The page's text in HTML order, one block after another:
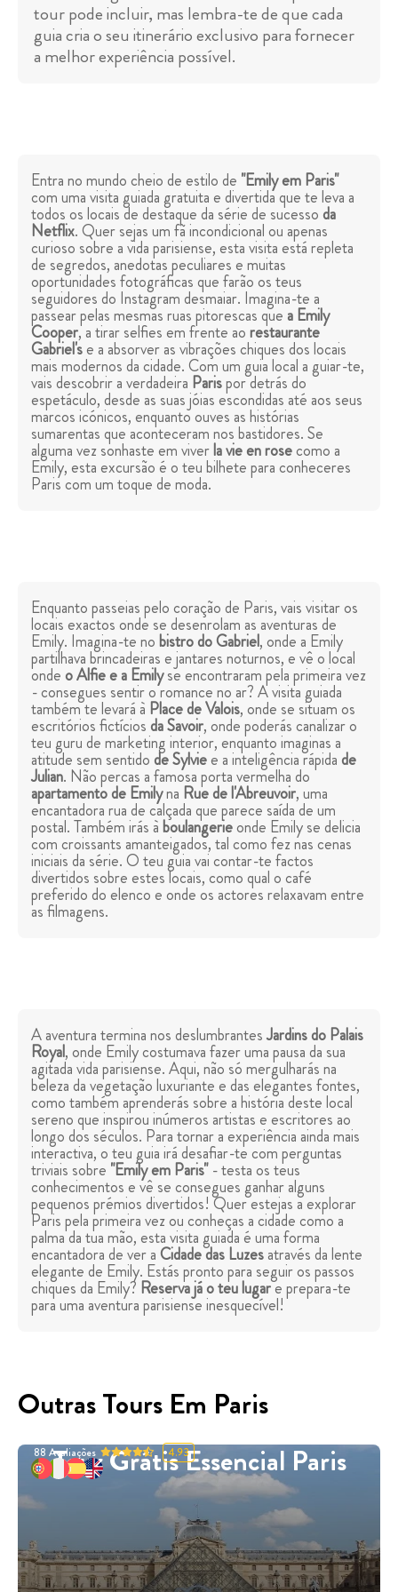
tour pode incluir, mas lembra-te de que cada
guia cria o seu itinerário exclusivo para fornecer
a melhor experiência possível.
Entra no mundo cheio de estilo de "Emily em Paris"
com uma visita guiada gratuita e divertida que te leva a
todos os locais de destaque da série de sucessoda
Netflix. Quer sejas um fã incondicional ou apenas
curioso sobre a vida parisiense, esta visita está repleta
de segredos, anedotas peculiares e muitas
oportunidades fotográficas que farão os teus
seguidores do Instagram desmaiar. Imagina-te a
passear pelas mesmas ruas pitorescas que a Emily
Cooper, a tirar selfies em frente aorestaurante
Gabriel'se a absorver as vibrações chiques dos locais
mais modernos da cidade. Com um guia local a guiar-te,
vais descobrir a verdadeira Parispor detrás do
espetáculo, desde as suas jóias escondidas até aos seus
marcos icónicos, enquanto ouves as histórias
sumarentas que aconteceram nos bastidores. Se
alguma vez sonhaste em viverla vie en rosecomo a
Emily, esta excursão é o teu bilhete para conheceres
Paris com um toque de moda.
Enquanto passeias pelo coração de Paris, vais visitar os
locais exactos onde se desenrolam as aventuras de
Emily. Imagina-te nobistro do Gabriel, onde a Emily
partilhava brincadeiras e jantares noturnos, e vê o local
ondeo Alfie e a Emilyse encontraram pela primeira vez
- consegues sentir o romance no ar? A visita guiada
também te levará à Place de Valois, onde se situam os
escritórios fictíciosda Savoir, onde poderás canalizar o
teu guru de marketing interior, enquanto imaginas a
atitude sem sentidode Sylviee a inteligência rápidade
Julian. Não percas a famosa porta vermelha do
apartamento de Emilyna Rue de l'Abreuvoir, uma
encantadora rua de calçada que parece saída de um
postal. Também irás àboulangerieonde Emily se delicia
com croissants amanteigados, tal como fez nas cenas
iniciais da série. O teu guia vai contar-te factos
divertidos sobre estes locais, como qual o café
preferido do elenco e onde os actores relaxavam entre
as filmagens.
A aventura termina nos deslumbrantesJardins do Palais
Royal, onde Emily costumava fazer uma pausa da sua
agitada vida parisiense. Aqui, não só mergulharás na
beleza da vegetação luxuriante e das elegantes fontes,
como também aprenderás sobre a história deste local
sereno que inspirou inúmeros artistas e escritores ao
longo dos séculos. Para tornar a experiência ainda mais
interactiva, o teu guia irá desafiar-te com perguntas
triviais sobre "Emily em Paris"- testa os teus
conhecimentos e vê se consegues ganhar alguns
pequenos prémios divertidos! Quer estejas a explorar
Paris pela primeira vez ou conheças a cidade como a
palma da tua mão, esta visita guiada é uma forma
encantadora de ver aCidade das Luzesatravés da lente
elegante de Emily. Estás pronto para seguir os passos
chiques da Emily? Reserva já o teu lugare prepara-te
para uma aventura parisiense inesquecível!
Outras Tours Em Paris
Tour Grátis Essencial Paris
88 Avaliações 4.93